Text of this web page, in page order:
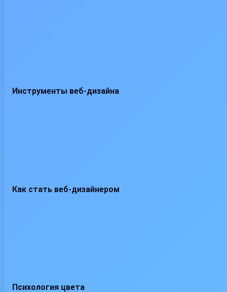
Инструменты веб-дизайна
Как стать веб-дизайнером
Психология цвета